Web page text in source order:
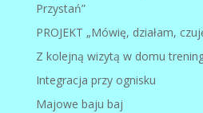
Przystań”
PROJEKT „Mówię, działam,
Z kolejną wizytą w domu
Integracja przy ognisku
Majowe baju baj